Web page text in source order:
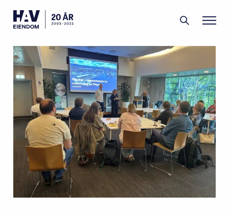
Filipstad Grønlikaia
Portefølje
Aktuelt
Om oss Menneskene